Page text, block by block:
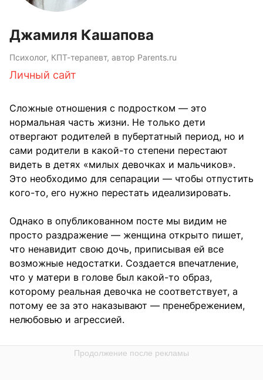
Джамиля Кашапова
Психолог, КПТ-терапевт, автор Parents.ru
Личный сайт
Сложные отношения с подростком — это
нормальная часть жизни. Не только дети
отвергают родителей в пубертатный период, но и
сами родители в какой-то степени перестают
видеть в детях «милых девочках и мальчиков».
Это необходимо для сепарации — чтобы отпустить
кого-то, его нужно перестать идеализировать.
Однако в опубликованном посте мы видим не
просто раздражение — женщина открыто пишет,
что ненавидит свою дочь, приписывая ей все
возможные недостатки. Создается впечатление,
что у матери в голове был какой-то образ,
которому реальная девочка не соответствует, а
потому ее за это наказывают — пренебрежением,
нелюбовью и агрессией.